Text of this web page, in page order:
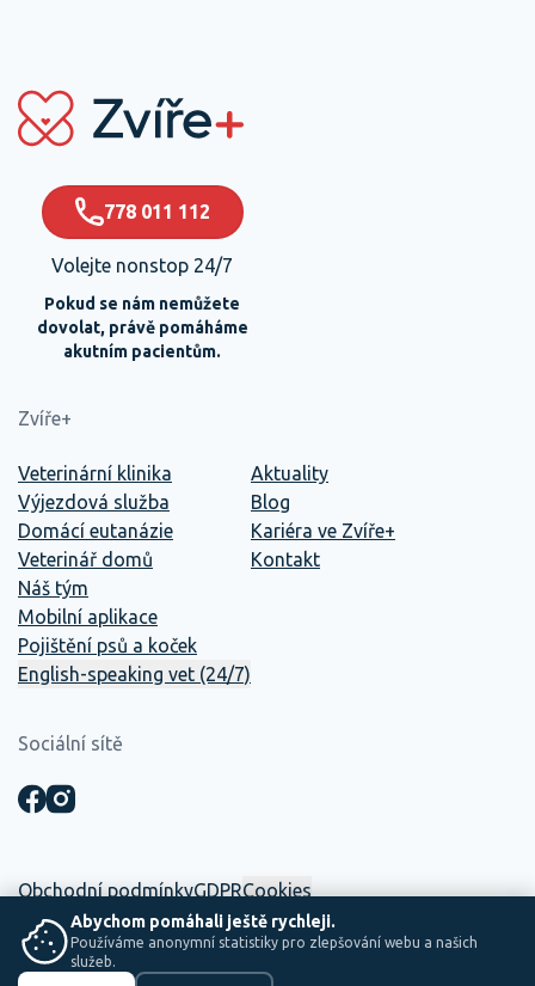
778 011 112
Volejte nonstop 24/7
Pokud se nám nemůžete
dovolat, právě pomáháme
akutním pacientům.
Zvíře+
Veterinární klinika
Výjezdová služba
Domácí eutanázie
Veterinář domů
Náš tým
Mobilní aplikace
Pojištění psů a koček
English-speaking vet (24/7)
Aktuality
Blog
Kariéra ve Zvíře+
Kontakt
Sociální sítě
Obchodní podmínkyGDPRCookies
☕ Tento web vznikl interně. Mezi dvěma směnami, kávou a
zachraňováním životů.
Abychom pomáhali ještě rychleji.
Používáme anonymní statistiky pro zlepšování webu a našich
služeb.